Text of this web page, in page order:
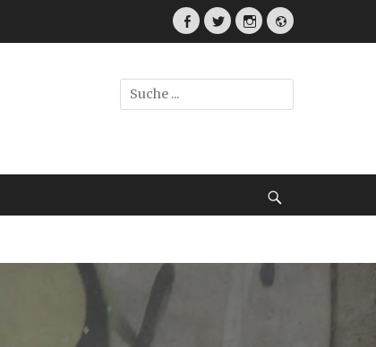
Facebook
TwitterInstagramWebseite
Suche
nach: